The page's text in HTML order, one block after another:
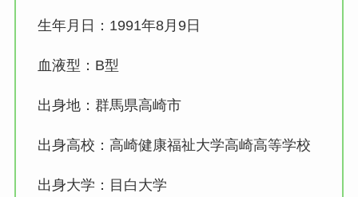
生年月日：1991年8月9日
血液型：B型
出身地：群馬県高崎市
出身高校：高崎健康福祉大学高崎高等学校
出身大学：目白大学